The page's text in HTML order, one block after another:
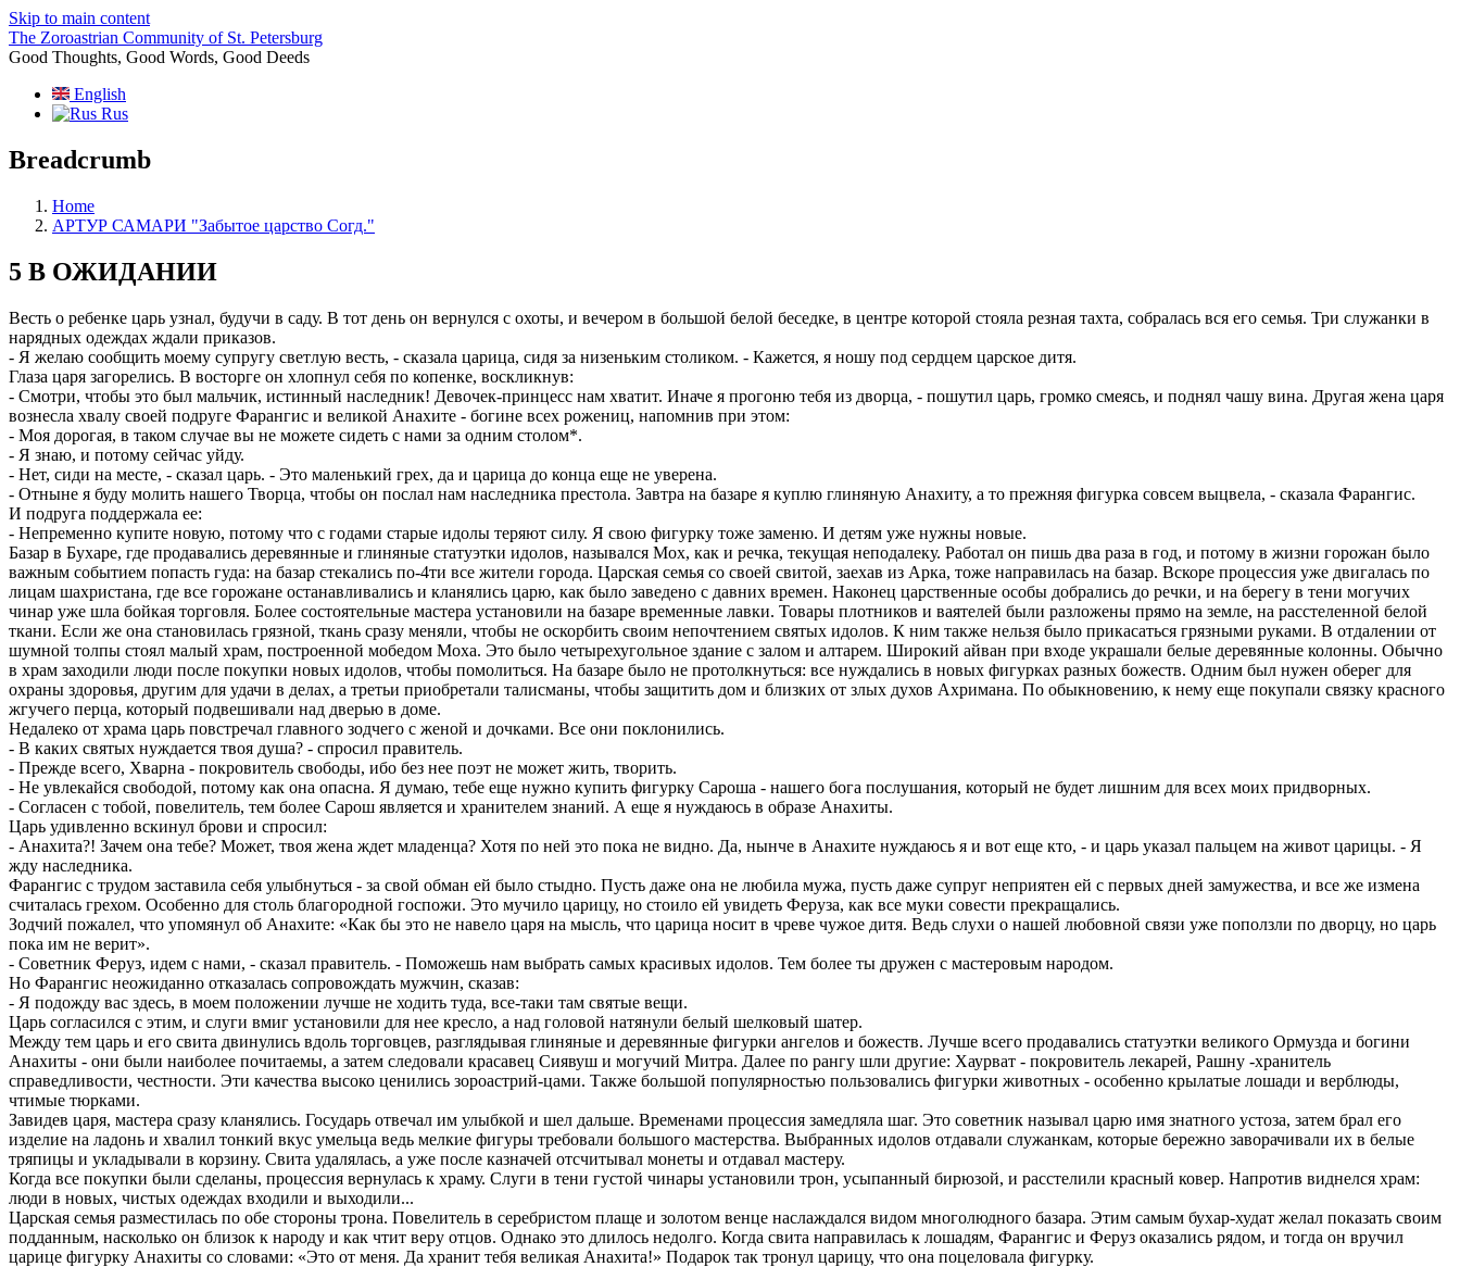
Skip to main content
The Zoroastrian Community of St. Petersburg
Good Thoughts, Good Words, Good Deeds
English
Rus
Breadcrumb
Home
АРТУР САМАРИ "Забытое царство Согд."
5 В ОЖИДАНИИ
Весть о ребенке царь узнал, будучи в саду. В тот день он вернулся с охоты, и вечером в большой белой беседке, в центре которой стояла резная тахта, собралась вся его семья. Три служанки в
нарядных одеждах ждали приказов.
- Я желаю сообщить моему супругу светлую весть, - сказала царица, сидя за низеньким столиком. - Кажется, я ношу под сердцем царское дитя.
Глаза царя загорелись. В восторге он хлопнул себя по копенке, воскликнув:
- Смотри, чтобы это был мальчик, истинный наследник! Девочек-принцесс нам хватит. Иначе я прогоню тебя из дворца, - пошутил царь, громко смеясь, и поднял чашу вина. Другая жена царя
вознесла хвалу своей подруге Фарангис и великой Анахите - богине всех рожениц, напомнив при этом:
- Моя дорогая, в таком случае вы не можете сидеть с нами за одним столом*.
- Я знаю, и потому сейчас уйду.
- Нет, сиди на месте, - сказал царь. - Это маленький грех, да и царица до конца еще не уверена.
- Отныне я буду молить нашего Творца, чтобы он послал нам наследника престола. Завтра на базаре я куплю глиняную Анахиту, а то прежняя фигурка совсем выцвела, - сказала Фарангис.
И подруга поддержала ее:
- Непременно купите новую, потому что с годами старые идолы теряют силу. Я свою фигурку тоже заменю. И детям уже нужны новые.
Базар в Бухаре, где продавались деревянные и глиняные статуэтки идолов, назывался Мох, как и речка, текущая неподалеку. Работал он пишь два раза в год, и потому в жизни горожан было
важным событием попасть гуда: на базар стекались по-4ти все жители города. Царская семья со своей свитой, заехав из Арка, тоже направилась на базар. Вскоре процессия уже двигалась по
лицам шахристана, где все горожане останавливались и кланялись царю, как было заведено с давних времен. Наконец царственные особы добрались до речки, и на берегу в тени могучих
чинар уже шла бойкая торговля. Более состоятельные мастера установили на базаре временные лавки. Товары плотников и ваятелей были разложены прямо на земле, на расстеленной белой
ткани. Если же она становилась грязной, ткань сразу меняли, чтобы не оскорбить своим непочтением святых идолов. К ним также нельзя было прикасаться грязными руками. В отдалении от
шумной толпы стоял малый храм, построенной мобедом Моха. Это было четырехугольное здание с залом и алтарем. Широкий айван при входе украшали белые деревянные колонны. Обычно
в храм заходили люди после покупки новых идолов, чтобы помолиться. На базаре было не протолкнуться: все нуждались в новых фигурках разных божеств. Одним был нужен оберег для
охраны здоровья, другим для удачи в делах, а третьи приобретали талисманы, чтобы защитить дом и близких от злых духов Ахримана. По обыкновению, к нему еще покупали связку красного
жгучего перца, который подвешивали над дверью в доме.
Недалеко от храма царь повстречал главного зодчего с женой и дочками. Все они поклонились.
- В каких святых нуждается твоя душа? - спросил правитель.
- Прежде всего, Хварна - покровитель свободы, ибо без нее поэт не может жить, творить.
- Не увлекайся свободой, потому как она опасна. Я думаю, тебе еще нужно купить фигурку Сароша - нашего бога послушания, который не будет лишним для всех моих придворных.
- Согласен с тобой, повелитель, тем более Сарош является и хранителем знаний. А еще я нуждаюсь в образе Анахиты.
Царь удивленно вскинул брови и спросил:
- Анахита?! Зачем она тебе? Может, твоя жена ждет младенца? Хотя по ней это пока не видно. Да, нынче в Анахите нуждаюсь я и вот еще кто, - и царь указал пальцем на живот царицы. - Я
жду наследника.
Фарангис с трудом заставила себя улыбнуться - за свой обман ей было стыдно. Пусть даже она не любила мужа, пусть даже супруг неприятен ей с первых дней замужества, и все же измена
считалась грехом. Особенно для столь благородной госпожи. Это мучило царицу, но стоило ей увидеть Феруза, как все муки совести прекращались.
Зодчий пожалел, что упомянул об Анахите: «Как бы это не навело царя на мысль, что царица носит в чреве чужое дитя. Ведь слухи о нашей любовной связи уже поползли по дворцу, но царь
пока им не верит».
- Советник Феруз, идем с нами, - сказал правитель. - Поможешь нам выбрать самых красивых идолов. Тем более ты дружен с мастеровым народом.
Но Фарангис неожиданно отказалась сопровождать мужчин, сказав:
- Я подожду вас здесь, в моем положении лучше не ходить туда, все-таки там святые вещи.
Царь согласился с этим, и слуги вмиг установили для нее кресло, а над головой натянули белый шелковый шатер.
Между тем царь и его свита двинулись вдоль торговцев, разглядывая глиняные и деревянные фигурки ангелов и божеств. Лучше всего продавались статуэтки великого Ормузда и богини
Анахиты - они были наиболее почитаемы, а затем следовали красавец Сиявуш и могучий Митра. Далее по рангу шли другие: Хаурват - покровитель лекарей, Рашну -хранитель
справедливости, честности. Эти качества высоко ценились зороастрий-цами. Также большой популярностью пользовались фигурки животных - особенно крылатые лошади и верблюды,
чтимые тюрками.
Завидев царя, мастера сразу кланялись. Государь отвечал им улыбкой и шел дальше. Временами процессия замедляла шаг. Это советник называл царю имя знатного устоза, затем брал его
изделие на ладонь и хвалил тонкий вкус умельца ведь мелкие фигуры требовали большого мастерства. Выбранных идолов отдавали служанкам, которые бережно заворачивали их в белые
тряпицы и укладывали в корзину. Свита удалялась, а уже после казначей отсчитывал монеты и отдавал мастеру.
Когда все покупки были сделаны, процессия вернулась к храму. Слуги в тени густой чинары установили трон, усыпанный бирюзой, и расстелили красный ковер. Напротив виднелся храм:
люди в новых, чистых одеждах входили и выходили...
Царская семья разместилась по обе стороны трона. Повелитель в серебристом плаще и золотом венце наслаждался видом многолюдного базара. Этим самым бухар-худат желал показать своим
подданным, насколько он близок к народу и как чтит веру отцов. Однако это длилось недолго. Когда свита направилась к лошадям, Фарангис и Феруз оказались рядом, и тогда он вручил
царице фигурку Анахиты со словами: «Это от меня. Да хранит тебя великая Анахита!» Подарок так тронул царицу, что она поцеловала фигурку.